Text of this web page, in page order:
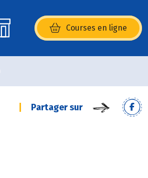
Courses en ligne
(s’ouvre dans une nouvelle
Partager sur